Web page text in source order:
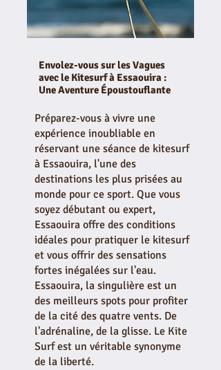
Envolez-vous sur les Vagues
avec le Kitesurf à Essaouira :
Une Aventure Époustouflante
Préparez-vous à vivre une
expérience inoubliable en
réservant une séance de kitesurf
à Essaouira, l'une des
destinations les plus prisées au
monde pour ce sport. Que vous
soyez débutant ou expert,
Essaouira offre des conditions
idéales pour pratiquer le kitesurf
et vous offrir des sensations
fortes inégalées sur l'eau.
Essaouira, la singulière est un
des meilleurs spots pour profiter
de la cité des quatre vents. De
l'adrénaline, de la glisse. Le Kite
Surf est un véritable synonyme
de la liberté.